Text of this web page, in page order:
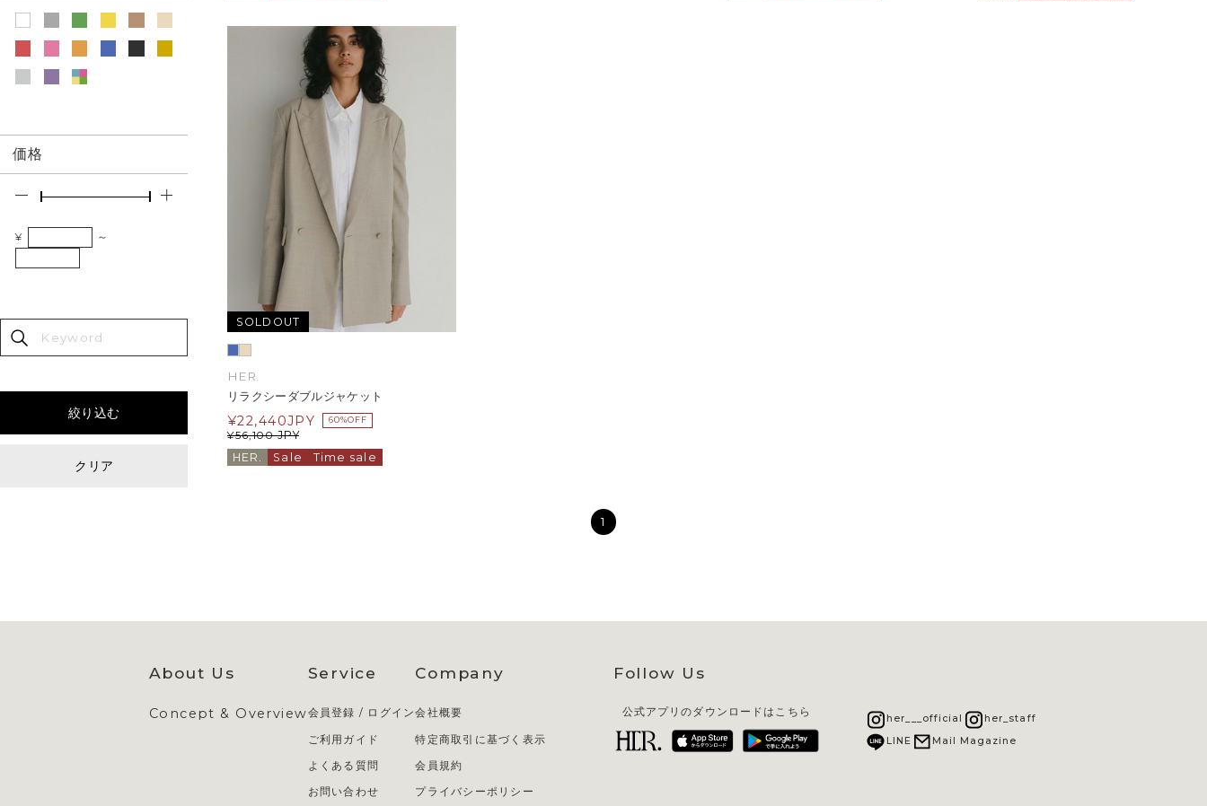
価格
¥ ～
絞り込む
クリア
SOLDOUT
HER.
リラクシーダブルジャケット
¥56,100 JPY
¥22,440JPY 60%OFF
HER. Sale Time sale
1
About Us
Concept & Overview
Service
会員登録 / ログイン
ご利用ガイド
よくある質問
お問い合わせ
Company
会社概要
特定商取引に基づく表示
会員規約
プライバシーポリシー
Follow Us
公式アプリのダウンロードはこちら
her___official
her_staff
LINE
Mail Magazine